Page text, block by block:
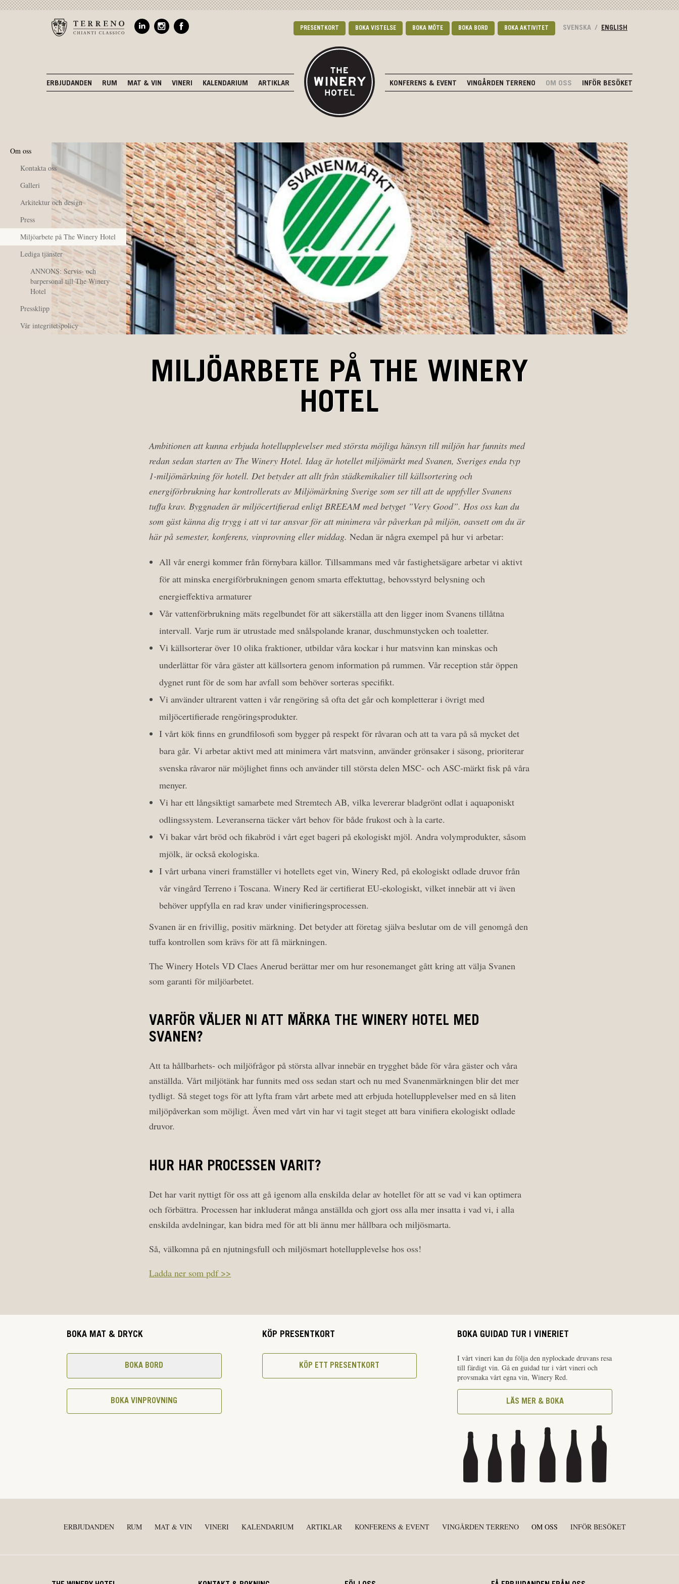
PRESENTKORT BOKA VISTELSE BOKA MÖTE BOKA BORD BOKA AKTIVITET SVENSKA / ENGLISH
ERBJUDANDEN RUM MAT & VIN VINERI KALENDARIUM ARTIKLAR KONFERENS & EVENT VINGÅRDEN TERRENO OM OSS INFÖR BESÖKET
Om oss
Kontakta oss
Galleri
Arkitektur och design
Press
Miljöarbete på The Winery Hotel
Lediga tjänster
ANNONS: Servis- och
barpersonal till The Winery
Hotel
Pressklipp
Vår integritetspolicy
MILJÖARBETE PÅ THE WINERY
HOTEL
Ambitionen att kunna erbjuda hotellupplevelser med största möjliga hänsyn till miljön har funnits med
redan sedan starten av The Winery Hotel. Idag är hotellet miljömärkt med Svanen, Sveriges enda typ
1-miljömärkning för hotell. Det betyder att allt från städkemikalier till källsortering och
energiförbrukning har kontrollerats av Miljömärkning Sverige som ser till att de uppfyller Svanens
tuffa krav. Byggnaden är miljöcertifierad enligt BREEAM med betyget ”Very Good”. Hos oss kan du
som gäst känna dig trygg i att vi tar ansvar för att minimera vår påverkan på miljön, oavsett om du är
här på semester, konferens, vinprovning eller middag. Nedan är några exempel på hur vi arbetar:
All vår energi kommer från förnybara källor. Tillsammans med vår fastighetsägare arbetar vi aktivt
för att minska energiförbrukningen genom smarta effektuttag, behovsstyrd belysning och
energieffektiva armaturer
Vår vattenförbrukning mäts regelbundet för att säkerställa att den ligger inom Svanens tillåtna
intervall. Varje rum är utrustade med snålspolande kranar, duschmunstycken och toaletter.
Vi källsorterar över 10 olika fraktioner, utbildar våra kockar i hur matsvinn kan minskas och
underlättar för våra gäster att källsortera genom information på rummen. Vår reception står öppen
dygnet runt för de som har avfall som behöver sorteras specifikt.
Vi använder ultrarent vatten i vår rengöring så ofta det går och kompletterar i övrigt med
miljöcertifierade rengöringsprodukter.
I vårt kök finns en grundfilosofi som bygger på respekt för råvaran och att ta vara på så mycket det
bara går. Vi arbetar aktivt med att minimera vårt matsvinn, använder grönsaker i säsong, prioriterar
svenska råvaror när möjlighet finns och använder till största delen MSC- och ASC-märkt fisk på våra
menyer.
Vi har ett långsiktigt samarbete med Stremtech AB, vilka levererar bladgrönt odlat i aquaponiskt
odlingssystem. Leveranserna täcker vårt behov för både frukost och à la carte.
Vi bakar vårt bröd och fikabröd i vårt eget bageri på ekologiskt mjöl. Andra volymprodukter, såsom
mjölk, är också ekologiska.
I vårt urbana vineri framställer vi hotellets eget vin, Winery Red, på ekologiskt odlade druvor från
vår vingård Terreno i Toscana. Winery Red är certifierat EU-ekologiskt, vilket innebär att vi även
behöver uppfylla en rad krav under vinifieringsprocessen.
Svanen är en frivillig, positiv märkning. Det betyder att företag själva beslutar om de vill genomgå den
tuffa kontrollen som krävs för att få märkningen.
The Winery Hotels VD Claes Anerud berättar mer om hur resonemanget gått kring att välja Svanen
som garanti för miljöarbetet.
VARFÖR VÄLJER NI ATT MÄRKA THE WINERY HOTEL MED
SVANEN?
Att ta hållbarhets- och miljöfrågor på största allvar innebär en trygghet både för våra gäster och våra
anställda. Vårt miljötänk har funnits med oss sedan start och nu med Svanenmärkningen blir det mer
tydligt. Så steget togs för att lyfta fram vårt arbete med att erbjuda hotellupplevelser med en så liten
miljöpåverkan som möjligt. Även med vårt vin har vi tagit steget att bara vinifiera ekologiskt odlade
druvor.
HUR HAR PROCESSEN VARIT?
Det har varit nyttigt för oss att gå igenom alla enskilda delar av hotellet för att se vad vi kan optimera
och förbättra. Processen har inkluderat många anställda och gjort oss alla mer insatta i vad vi, i alla
enskilda avdelningar, kan bidra med för att bli ännu mer hållbara och miljösmarta.
Så, välkomna på en njutningsfull och miljösmart hotellupplevelse hos oss!
Ladda ner som pdf >>
BOKA MAT & DRYCK
BOKA BORD
BOKA VINPROVNING
KÖP PRESENTKORT
KÖP ETT PRESENTKORT
BOKA GUIDAD TUR I VINERIET
I vårt vineri kan du följa den nyplockade druvans resa
till färdigt vin. Gå en guidad tur i vårt vineri och
provsmaka vårt egna vin, Winery Red.
LÄS MER & BOKA
ERBJUDANDEN RUM MAT & VIN VINERI KALENDARIUM ARTIKLAR KONFERENS & EVENT VINGÅRDEN TERRENO OM OSS INFÖR BESÖKET